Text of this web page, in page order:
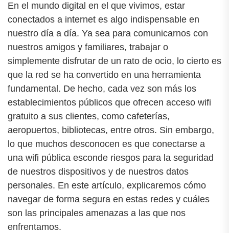
En el mundo digital en el que vivimos, estar
conectados a internet es algo indispensable en
nuestro día a día. Ya sea para comunicarnos con
nuestros amigos y familiares, trabajar o
simplemente disfrutar de un rato de ocio, lo cierto es
que la red se ha convertido en una herramienta
fundamental. De hecho, cada vez son más los
establecimientos públicos que ofrecen acceso wifi
gratuito a sus clientes, como cafeterías,
aeropuertos, bibliotecas, entre otros. Sin embargo,
lo que muchos desconocen es que conectarse a
una wifi pública esconde riesgos para la seguridad
de nuestros dispositivos y de nuestros datos
personales. En este artículo, explicaremos cómo
navegar de forma segura en estas redes y cuáles
son las principales amenazas a las que nos
enfrentamos.